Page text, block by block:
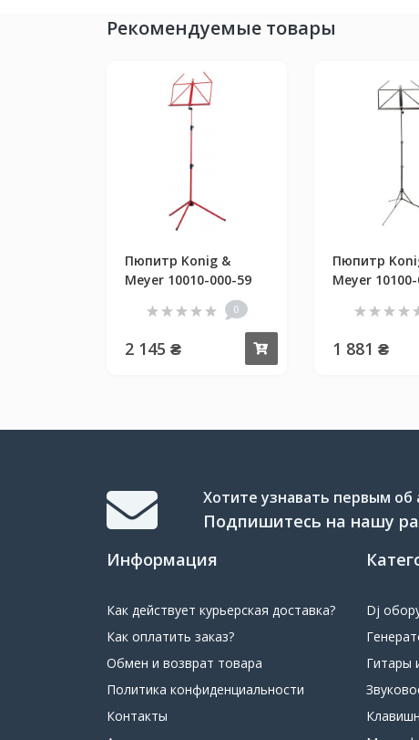
Рекомендуемые товары
Пюпитр Konig &
Meyer 10010-000-59
0
2 145 ₴
Пюпитр
Meyer
1 881 ₴
Хотите узнавать первым об
Подпишитесь на нашу
Информация
Как действует курьерская доставка?
Как оплатить заказ?
Обмен и возврат товара
Политика конфиденциальности
Контакты
Dj
Гитары